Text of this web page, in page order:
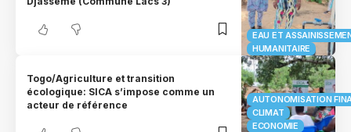
EAU ET
HUMANITAIRE
AUTONOMISATION
CLIMAT
ECONOMIE
Togo/Agriculture et transition
écologique: SICA s’impose comme un
acteur de référence